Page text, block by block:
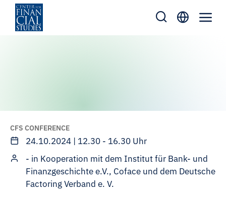
Skip
content
CFS CONFERENCE
24.10.2024 | 12.30 - 16.30 Uhr
- in Kooperation mit dem Institut für Bank- und
Finanzgeschichte e.V., Coface und dem Deutsche
Factoring Verband e. V.